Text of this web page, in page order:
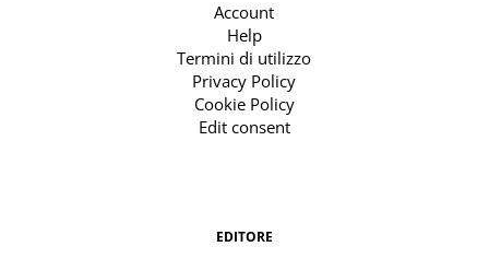
Account
Help
Termini di utilizzo
Privacy Policy
Cookie Policy
Edit consent
EDITORE